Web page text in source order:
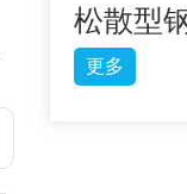
松散型
更多